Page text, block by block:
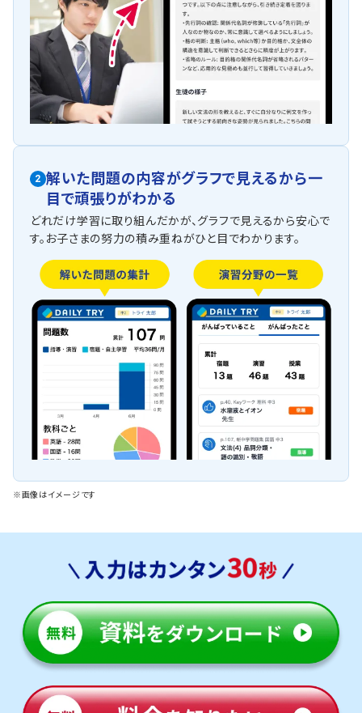
2 解いた問題の内容がグラフで見えるから一
目で頑張りがわかる
どれだけ学習に取り組んだかが、グラフで見えるから安心で
す。お子さまの努力の積み重ねがひと目でわかります。
※画像はイメージです